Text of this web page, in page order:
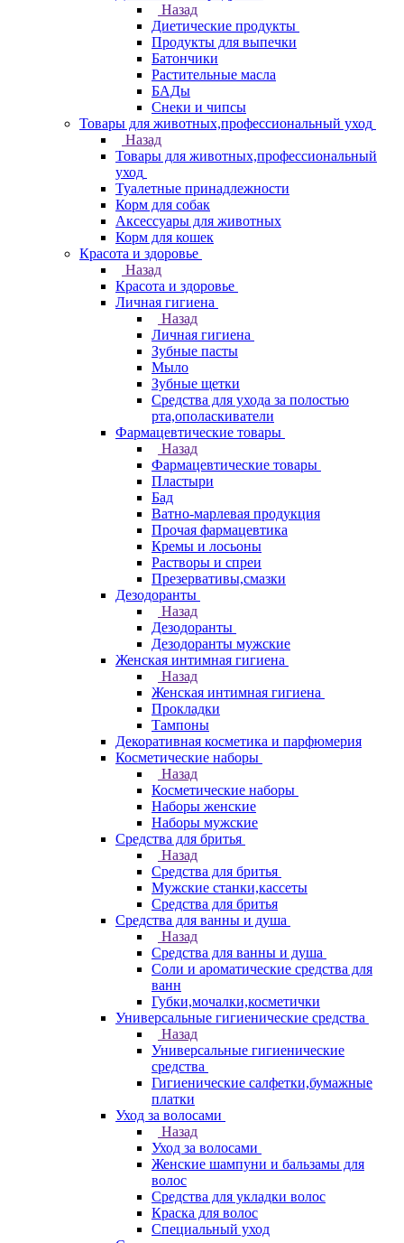
Назад
Диетические продукты
Продукты для выпечки
Батончики
Растительные масла
БАДы
Снеки и чипсы
Товары для животных,профессиональный уход
Назад
Товары для животных,профессиональный
уход
Туалетные принадлежности
Корм для собак
Аксессуары для животных
Корм для кошек
Красота и здоровье
Назад
Красота и здоровье
Личная гигиена
Назад
Личная гигиена
Зубные пасты
Мыло
Зубные щетки
Средства для ухода за полостью
рта,ополаскиватели
Фармацевтические товары
Назад
Фармацевтические товары
Пластыри
Бад
Ватно-марлевая продукция
Прочая фармацевтика
Кремы и лосьоны
Растворы и спреи
Презервативы,смазки
Дезодоранты
Назад
Дезодоранты
Дезодоранты мужские
Женская интимная гигиена
Назад
Женская интимная гигиена
Прокладки
Тампоны
Декоративная косметика и парфюмерия
Косметические наборы
Назад
Косметические наборы
Наборы женские
Наборы мужские
Средства для бритья
Назад
Средства для бритья
Мужские станки,кассеты
Средства для бритья
Средства для ванны и душа
Назад
Средства для ванны и душа
Соли и ароматические средства для
ванн
Губки,мочалки,косметички
Универсальные гигиенические средства
Назад
Универсальные гигиенические
средства
Гигиенические салфетки,бумажные
платки
Уход за волосами
Назад
Уход за волосами
Женские шампуни и бальзамы для
волос
Средства для укладки волос
Краска для волос
Специальный уход